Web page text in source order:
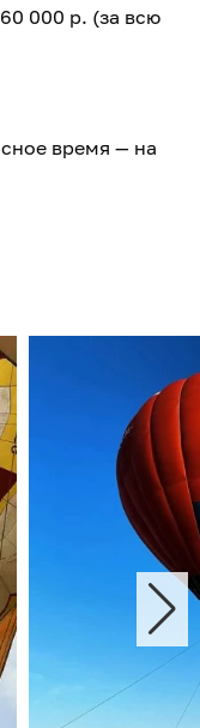
000 р. (за всю
время — на